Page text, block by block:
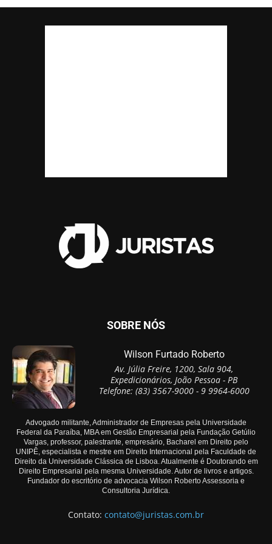
SOBRE NÓS
Wilson Furtado Roberto
Av. Júlia Freire, 1200, Sala 904,
Expedicionários, João Pessoa - PB
Telefone: (83) 3567-9000 - 9 9964-6000
Advogado militante, Administrador de Empresas pela Universidade
Federal da Paraíba, MBA em Gestão Empresarial pela Fundação Getúlio
Vargas, professor, palestrante, empresário, Bacharel em Direito pelo
UNIPÊ, especialista e mestre em Direito Internacional pela Faculdade de
Direito da Universidade Clássica de Lisboa. Atualmente é Doutorando em
Direito Empresarial pela mesma Universidade. Autor de livros e artigos.
Fundador do escritório de advocacia Wilson Roberto Assessoria e
Consultoria Jurídica.
Contato: contato@juristas.com.br